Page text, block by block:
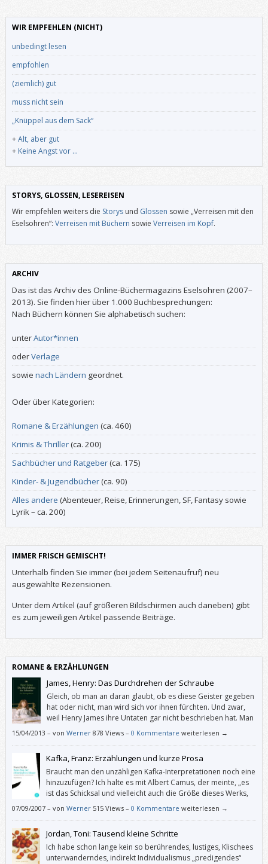
WIR EMPFEHLEN (NICHT)
unbedingt lesen
empfohlen
(ziemlich) gut
muss nicht sein
„Knüppel aus dem Sack“
+Alt, aber gut
+ Keine Angst vor …
STORYS, GLOSSEN, LESEREISEN
Wir empfehlen weiters die Storysund Glossen sowie „Verreisen mit den
Eselsohren“: Verreisen mit Büchern sowie Verreisen im Kopf.
ARCHIV
Das ist das Archiv des Online-Büchermagazins Eselsohren (2007–
2013). Sie finden hier über 1.000 Buchbesprechungen:
Nach Büchern können Sie alphabetisch suchen:
unterAutor*innen
oderVerlage
sowie nach Ländern geordnet.
Oder über Kategorien:
Romane & Erzählungen (ca. 460)
Krimis & Thriller(ca. 200)
Sachbücher und Ratgeber(ca. 175)
Kinder- & Jugendbücher(ca. 90)
Alles andere (Abenteuer, Reise, Erinnerungen, SF, Fantasy sowie
Lyrik – ca. 200)
IMMER FRISCH GEMISCHT!
Unterhalb finden Sie immer (bei jedem Seitenaufruf) neu
ausgewählte Rezensionen.
Unter dem Artikel (auf größeren Bildschirmen auch daneben) gibt
es zum jeweiligen Artikel passende Beiträge.
ROMANE & ERZÄHLUNGEN
James, Henry: Das Durchdrehen der Schraube
Gleich, ob man an daran glaubt, ob es diese Geister gegeben
hat oder nicht, man wird sich vor ihnen fürchten. Und zwar,
weil Henry James ihre Untaten gar nicht beschrieben hat. Man
erschafft sie sich selbst.
15/04/2013 – von Werner 878 Views – 0 Kommentare weiterlesen →
Kafka, Franz: Erzählungen und kurze Prosa
Braucht man den unzähligen Kafka-Interpretationen noch eine
hinzuzufügen? Ich halte es mit Albert Camus, der meinte, „es
ist das Schicksal und vielleicht auch die Größe dieses Werks,
dass es alle Möglichkeiten darbietet und keine bestätigt.“
07/09/2007– von Werner 515 Views – 0 Kommentare weiterlesen →
Jordan, Toni: Tausend kleine Schritte
Ich habe schon lange kein so berührendes, lustiges, Klischees
unterwanderndes, indirekt Individualismus „predigendes“